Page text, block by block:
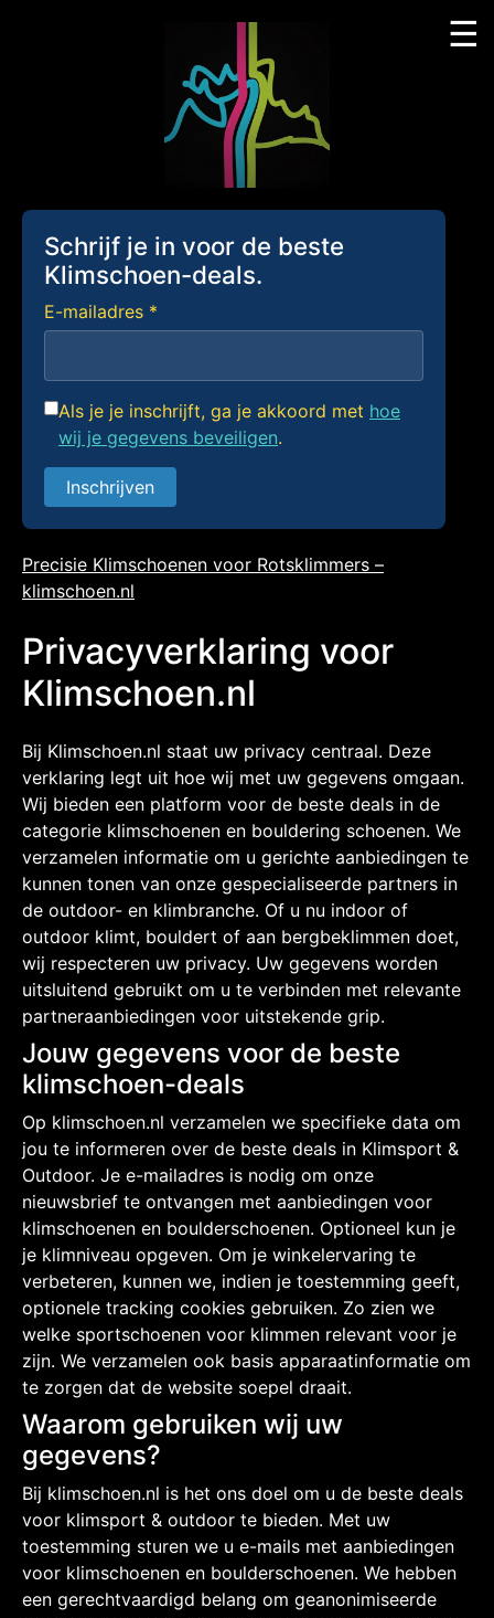
Schrijf je in voor de beste
Klimschoen-deals.
E-mailadres *
Als je je inschrijft, ga je akkoord met hoe
wij je gegevens beveiligen.
Inschrijven
Precisie Klimschoenen voor Rotsklimmers –
klimschoen.nl
☰
Privacyverklaring voor
Klimschoen.nl
Bij Klimschoen.nl staat uw privacy centraal. Deze
verklaring legt uit hoe wij met uw gegevens omgaan.
Wij bieden een platform voor de beste deals in de
categorie klimschoenen en bouldering schoenen. We
verzamelen informatie om u gerichte aanbiedingen te
kunnen tonen van onze gespecialiseerde partners in
de outdoor- en klimbranche. Of u nu indoor of
outdoor klimt, bouldert of aan bergbeklimmen doet,
wij respecteren uw privacy. Uw gegevens worden
uitsluitend gebruikt om u te verbinden met relevante
partneraanbiedingen voor uitstekende grip.
Jouw gegevens voor de beste
klimschoen-deals
Op klimschoen.nl verzamelen we specifieke data om
jou te informeren over de beste deals in Klimsport &
Outdoor. Je e-mailadres is nodig om onze
nieuwsbrief te ontvangen met aanbiedingen voor
klimschoenen en boulderschoenen. Optioneel kun je
je klimniveau opgeven. Om je winkelervaring te
verbeteren, kunnen we, indien je toestemming geeft,
optionele tracking cookies gebruiken. Zo zien we
welke sportschoenen voor klimmen relevant voor je
zijn. We verzamelen ook basis apparaatinformatie om
te zorgen dat de website soepel draait.
Waarom gebruiken wij uw
gegevens?
Bij klimschoen.nl is het ons doel om u de beste deals
voor klimsport & outdoor te bieden. Met uw
toestemming sturen we u e-mails met aanbiedingen
voor klimschoenen en boulderschoenen. We hebben
een gerechtvaardigd belang om geanonimiseerde